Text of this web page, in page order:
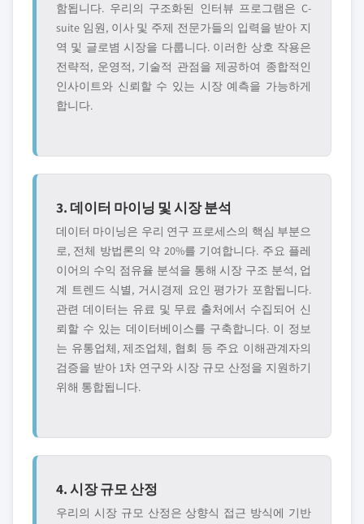
함됩니다. 우리의 구조화된 인터뷰 프로그램은 C-
suite 임원, 이사 및 주제 전문가들의 입력을 받아 지
역 및 글로볌 시장을 다룹니다. 이러한 상호 작용은
전략적, 운영적, 기술적 관점을 제공하여 종합적인
인사이트와 신뢰할 수 있는 시장 예측을 가능하게
합니다.
3. 데이터 마이닝 및 시장 분석
데이터 마이닝은 우리 연구 프로세스의 핵심 부분으
로, 전체 방법론의 약 20%를 기여합니다. 주요 플레
이어의 수익 점유율 분석을 통해 시장 구조 분석, 업
계 트렌드 식별, 거시경제 요인 평가가 포함됩니다.
관련 데이터는 유료 및 무료 출처에서 수집되어 신
뢰할 수 있는 데이터베이스를 구축합니다. 이 정보
는 유통업체, 제조업체, 협회 등 주요 이해관계자의
검증을 받아 1차 연구와 시장 규모 산정을 지원하기
위해 통합됩니다.
4. 시장 규모 산정
우리의 시장 규모 산정은 상향식 접근 방식에 기반